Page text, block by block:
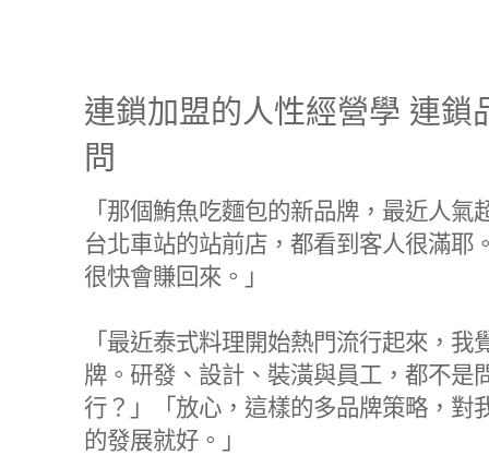
連鎖加盟的人性經營學 連
問
「那個鮪魚吃麵包的新品牌，最近人
台北車站的站前店，都看到客人很滿耶
很快會賺回來。」
「最近泰式料理開始熱門流行起來，
牌。研發、設計、裝潢與員工，都不是
行？」「放心，這樣的多品牌策略，對
的發展就好。」